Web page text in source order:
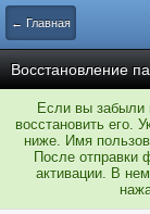
← Главная
Восстановление
Если вы забыли
восстановить его.
ниже. Имя
После отправки
активации. В